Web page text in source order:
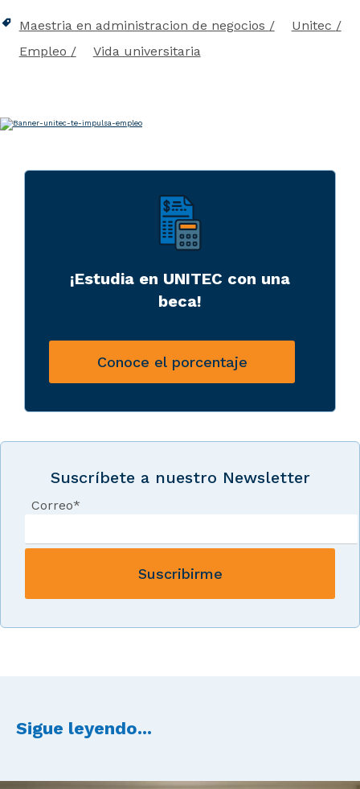
Maestria en administracion de negocios
Unitec
Empleo
Vida universitaria
¡Estudia en UNITEC con una
beca!
Conoce el porcentaje
Suscríbete a nuestro Newsletter
Correo*
Sigue leyendo...